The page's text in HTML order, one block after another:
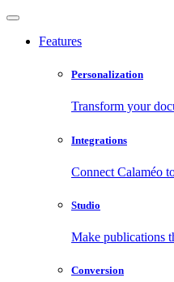
Features
Personalization
Transform your
Integrations
Connect Calaméo
Studio
Make publications
Conversion